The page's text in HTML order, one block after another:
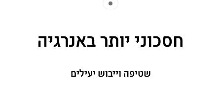
חסכוני יותר באנרגיה
שטיפה וייבוש יעילים